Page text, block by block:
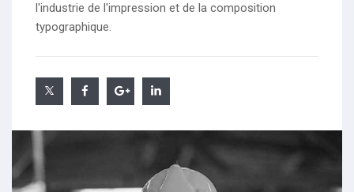
l'industrie de l'impression et de la composition
typographique.